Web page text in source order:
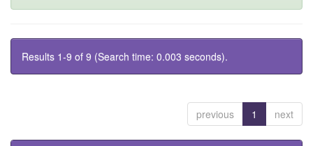
Results 1-9 of 9 (Search time: 0.003 seconds).
previous 1 next